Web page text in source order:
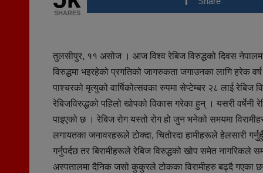
SHARES
तुलसीपुर, ११ असोज । आज विश्व रेबिज विरुद्धको दिवस
विरुद्धमा भइरहेको प्रगतिको जागरुकता जगाउनका लागि हरेक
पाश्चरको मृत्युको वार्षिकोत्सवका रुपमा सेप्टेम्बर २८ लाई
रेबिजविरुद्धको पहिलो खोपको विकास गरेका हुन् । यसरी
पाइएको छ । रेबिज रोग यस्तो रोग हो जुन भनेको समयमा
लगायतका जनावरहरूले टोक्दा, चितोरदा हामीहरूले हेलसारी
गर्नुपर्दछ तर बिरामीहरूले रेबिज विरुद्धको खोप समेत
अस्पतालमा दैनिक जसो कुकुरले टोकका विरामीहरु बढ्दै गएका